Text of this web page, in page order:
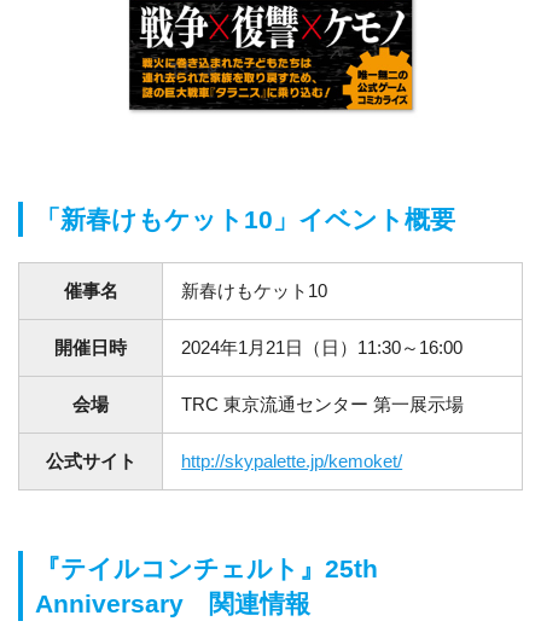
「新春けもケット10」イベント概要
催事名 新春けもケット10
開催日時 2024年1月21日（日）11:30～16:00
会場 TRC 東京流通センター 第一展示場
公式サイト http://skypalette.jp/kemoket/
『テイルコンチェルト』25th
Anniversary 関連情報